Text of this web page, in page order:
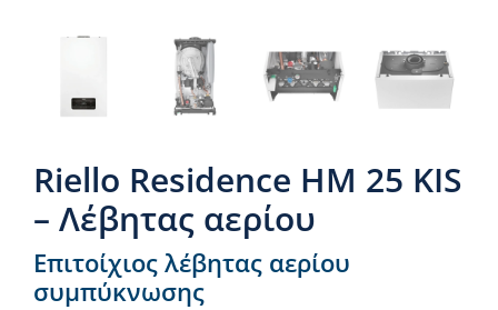
Riello Residence HM 25 KIS
– Λέβητας αερίου
Επιτοίχιος λέβητας αερίου
συμπύκνωσης